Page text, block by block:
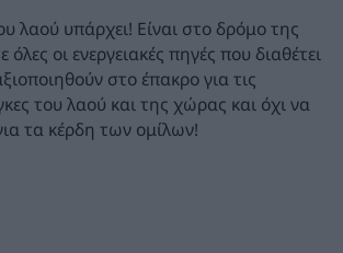
λαού υπάρχει! Είναι στο δρόμο της
οι ενεργειακές πηγές που διαθέτει
στο έπακρο για τις
του λαού και της χώρας και όχι να
τα κέρδη των ομίλων!